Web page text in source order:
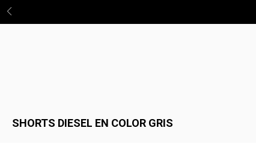
SHORTS DIESEL EN COLOR GRIS